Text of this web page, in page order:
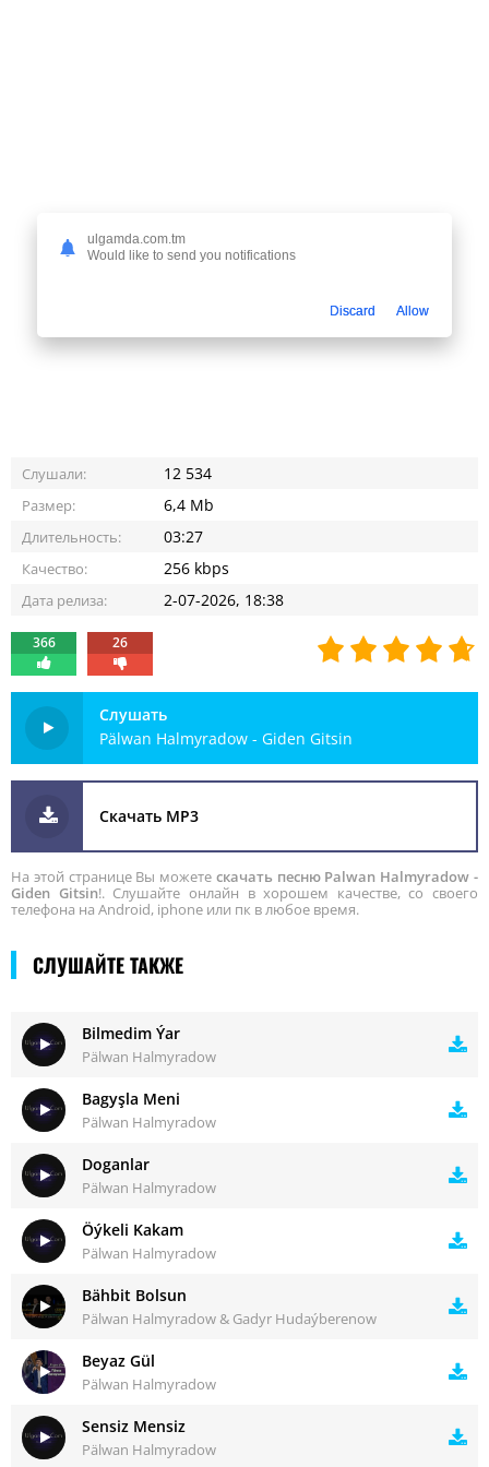
Слушали: 12 534
Размер: 6,4 Mb
Длительность: 03:27
Качество: 256 kbps
Дата релиза: 2-07-2026, 18:38
366 26
Слушать
Pälwan Halmyradow - Giden Gitsin
Скачать MP3
На этой странице Вы можете скачать песню Palwan Halmyradow -
Giden Gitsin!. Слушайте онлайн в хорошем качестве, со своего
телефона на Android, iphone или пк в любое время.
СЛУШАЙТЕ ТАКЖЕ
Bilmedim Ýar
Pälwan Halmyradow
Bagyşla Meni
Pälwan Halmyradow
Doganlar
Pälwan Halmyradow
Öýkeli Kakam
Pälwan Halmyradow
Bähbit Bolsun
Pälwan Halmyradow & Gadyr Hudaýberenow
Beyaz Gül
Pälwan Halmyradow
Sensiz Mensiz
Pälwan Halmyradow
ulgamda.com.tm
Would like to send you notifications
Discard Allow